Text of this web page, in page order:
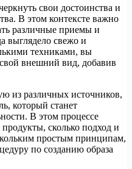
свои достоинства и
В этом контексте важно
различные приемы и
выглядело свежо и
техниками, вы
внешний вид, добавив
из различных источников,
который станет
В этом процессе
сколько подход и
простым принципам,
по созданию образа